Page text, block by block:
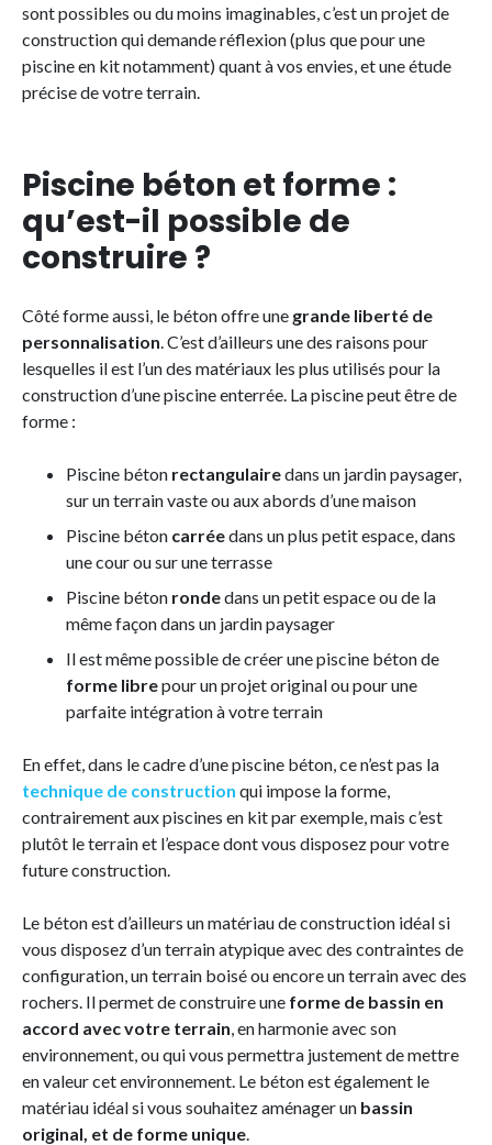
sont possibles ou du moins imaginables, c’est un projet de
construction qui demande réflexion (plus que pour une
piscine en kit notamment) quant à vos envies, et une étude
précise de votre terrain.
Piscine béton et forme :
qu’est-il possible de
construire ?
Côté forme aussi, le béton offre une grande liberté de
personnalisation. C’est d’ailleurs une des raisons pour
lesquelles il est l’un des matériaux les plus utilisés pour la
construction d’une piscine enterrée. La piscine peut être de
forme :
Piscine béton rectangulairedans un jardin paysager,
sur un terrain vaste ou aux abords d’une maison
Piscine béton carréedans un plus petit espace, dans
une cour ou sur une terrasse
Piscine béton rondedans un petit espace ou de la
même façon dans un jardin paysager
Il est même possible de créer une piscine béton de
forme librepour un projet original ou pour une
parfaite intégration à votre terrain
En effet, dans le cadre d’une piscine béton, ce n’est pas la
technique de construction qui impose la forme,
contrairement aux piscines en kit par exemple, mais c’est
plutôt le terrain et l’espace dont vous disposez pour votre
future construction.
Le béton est d’ailleurs un matériau de construction idéal si
vous disposez d’un terrain atypique avec des contraintes de
configuration, un terrain boisé ou encore un terrain avec des
rochers. Il permet de construire une forme de bassin en
accord avec votre terrain, en harmonie avec son
environnement, ou qui vous permettra justement de mettre
en valeur cet environnement. Le béton est également le
matériau idéal si vous souhaitez aménager un bassin
original, et de forme unique.